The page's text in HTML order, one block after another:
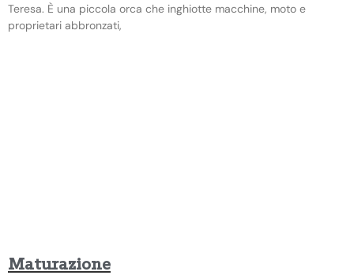
Teresa. È una piccola orca che inghiotte macchine, moto e
proprietari abbronzati,
Maturazione